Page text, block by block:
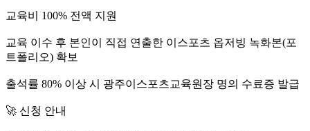
교육비 100% 전액 지원
교육 이수 후 본인이 직접 연출한 이스포츠 옵저빙 녹화본(포
트폴리오) 확보
출석률 80% 이상 시 광주이스포츠교육원장 명의 수료증 발급
🚀 신청 안내